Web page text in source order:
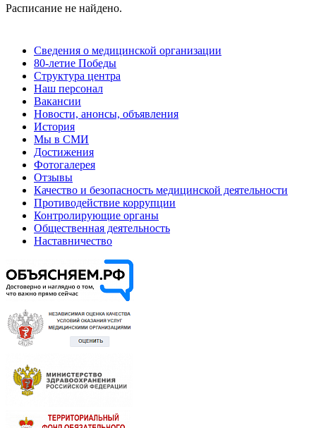
Расписание не найдено.
Сведения о медицинской организации
80-летие Победы
Структура центра
Наш персонал
Вакансии
Новости, анонсы, объявления
История
Мы в СМИ
Достижения
Фотогалерея
Отзывы
Качество и безопасность медицинской деятельности
Противодействие коррупции
Контролирующие органы
Общественная деятельность
Наставничество